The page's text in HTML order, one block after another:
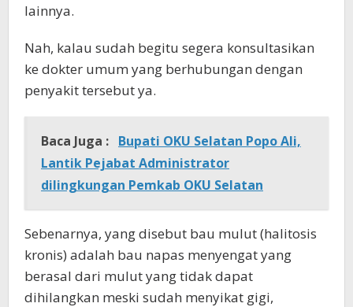
lainnya.
Nah, kalau sudah begitu segera konsultasikan
ke dokter umum yang berhubungan dengan
penyakit tersebut ya.
Baca Juga : Bupati OKU Selatan Popo Ali,
Lantik Pejabat Administrator
dilingkungan Pemkab OKU Selatan
Sebenarnya, yang disebut bau mulut (halitosis
kronis) adalah bau napas menyengat yang
berasal dari mulut yang tidak dapat
dihilangkan meski sudah menyikat gigi,